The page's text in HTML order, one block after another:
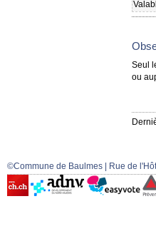
Seul
ou
©Commune de Baulmes | Rue de